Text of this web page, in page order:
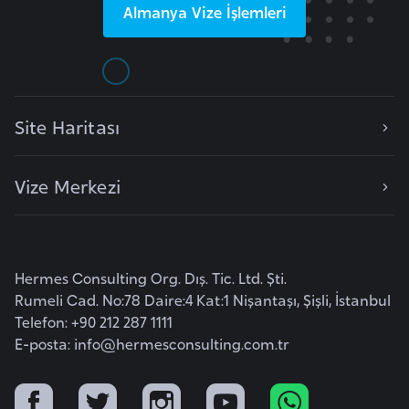
Almanya Vize İşlemleri
Site Haritası
Vize Merkezi
Hermes Consulting Org. Dış. Tic. Ltd. Şti.
Rumeli Cad. No:78 Daire:4 Kat:1 Nişantaşı, Şişli, İstanbul
Telefon: +90 212 287 1111
E-posta: info@hermesconsulting.com.tr
s
a
u
r
k
i
a